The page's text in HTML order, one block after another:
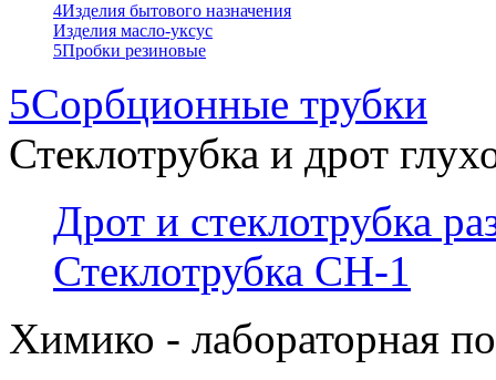
4Изделия бытового назначения
Изделия масло-уксус
5Пробки резиновые
5Сорбционные трубки
Стеклотрубка и дрот
Дрот и стеклотрубка
Стеклотрубка СН-1
Химико - лабораторная